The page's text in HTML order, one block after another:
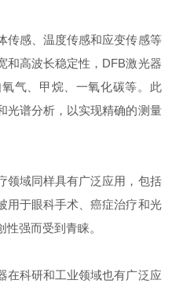
感、温度传感和应变传感等
和高波长稳定性，DFB激光器
气、甲烷、一氧化碳等。此
光谱分析，以实现精确的测量
域同样具有广泛应用，包括
用于眼科手术、癌症治疗和光
强而受到青睐。
科研和工业领域也有广泛应